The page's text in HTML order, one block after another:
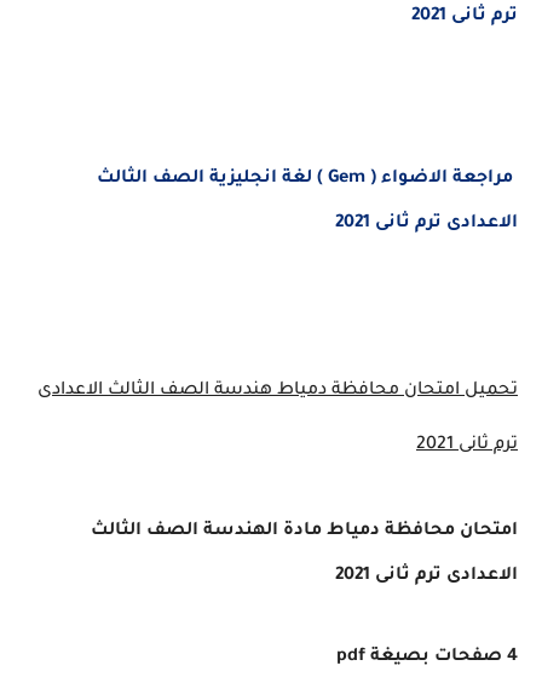
ترم ثانى 2021
مراجعة الاضواء ( Gem ) لغة انجليزية الصف الثالث
الاعدادى ترم ثانى 2021
تحميل امتحان محافظة دمياط هندسةالصف الثالث الاعدادى
ترم ثانى 2021
امتحان محافظة دمياط مادة الهندسة الصف الثالث
الاعدادى ترم ثانى 2021
4 صفحات بصيغة pdf